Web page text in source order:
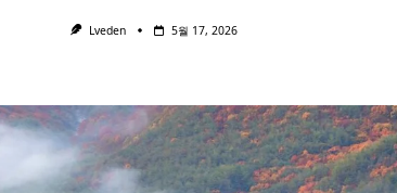
Lveden 5월 17, 2026